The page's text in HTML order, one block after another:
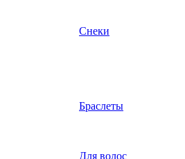
Снеки
Браслеты
Для волос